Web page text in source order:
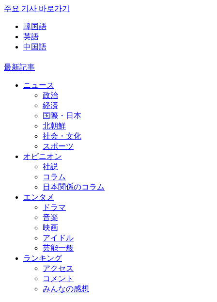
주요 기사 바로가기
韓国語
英語
中国語
最新記事
ニュース
政治
経済
国際・日本
北朝鮮
社会・文化
スポーツ
オピニオン
社説
コラム
日本関係のコラム
エンタメ
ドラマ
音楽
映画
アイドル
芸能一般
ランキング
アクセス
コメント
みんなの感想